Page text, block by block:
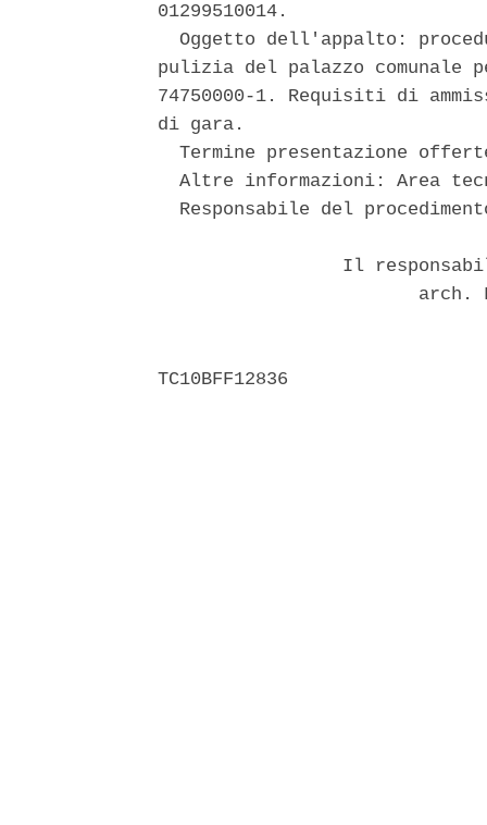
01299510014.
Oggetto dell'appalto:
pulizia del palazzo comunale
74750000-1. Requisiti di
di gara.
Termine presentazione
Altre informazioni: Area
Responsabile del
Il